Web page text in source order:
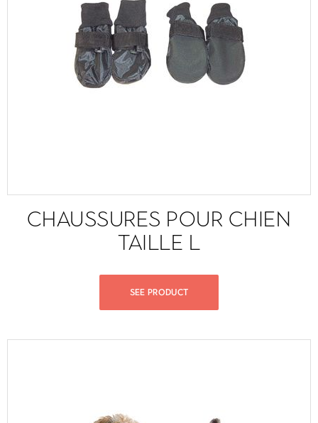
CHAUSSURES POUR CHIEN
TAILLE L
SEE PRODUCT